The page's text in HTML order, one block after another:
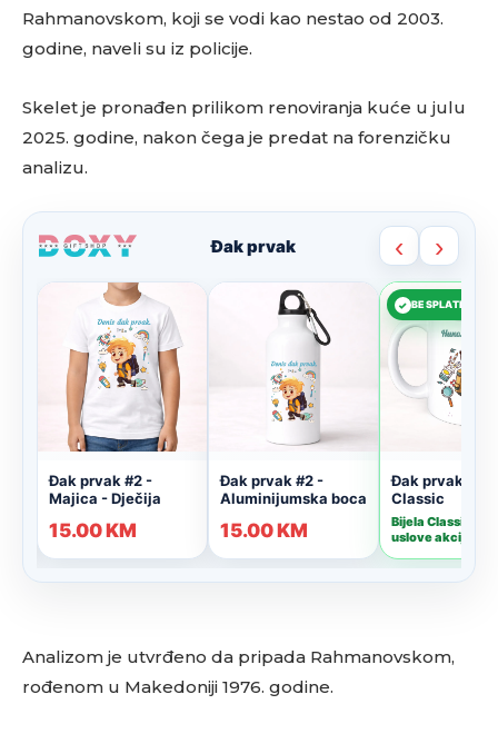
Rahmanovskom, koji se vodi kao nestao od 2003.
godine, naveli su iz policije.
Skelet je pronađen prilikom renoviranja kuće u julu
2025. godine, nakon čega je predat na forenzičku
analizu.
Analizom je utvrđeno da pripada Rahmanovskom,
rođenom u Makedoniji 1976. godine.